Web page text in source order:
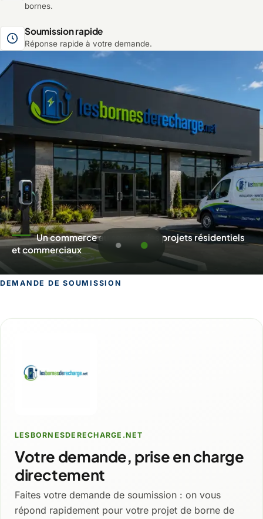
bornes.
Soumission rapide
Réponse rapide à votre demande.
Un commerce au service des projets résidentiels
et commerciaux
DEMANDE DE SOUMISSION
LESBORNESDERECHARGE.NET
Votre demande, prise en charge
directement
Faites votre demande de soumission : on vous
répond rapidement pour votre projet de borne de